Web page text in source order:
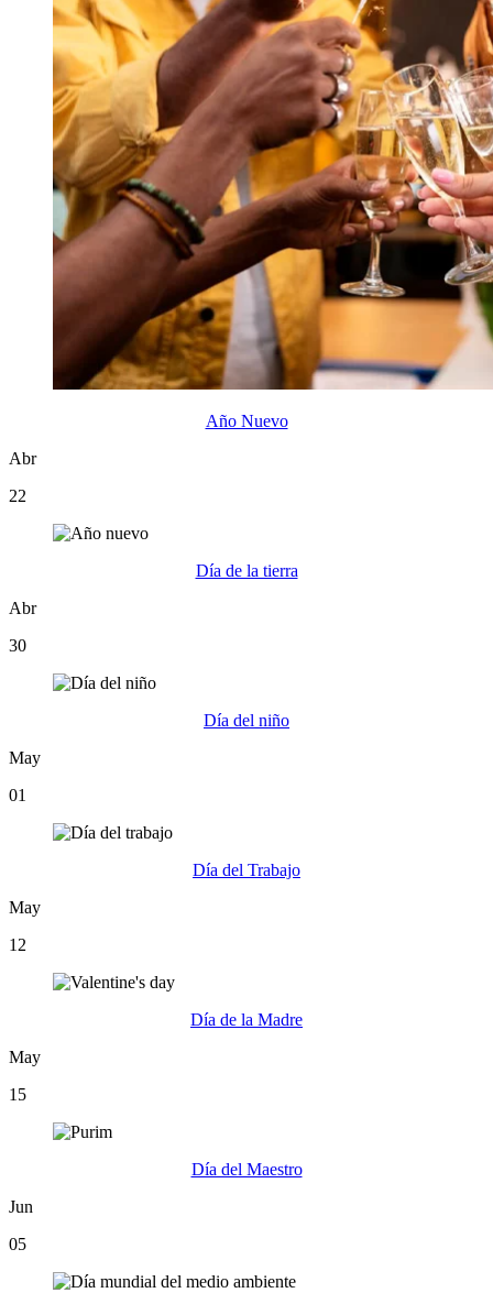
Año Nuevo
Abr
22
Día de la tierra
Abr
30
Día del niño
May
01
Día del Trabajo
May
12
Día de la Madre
May
15
Día del Maestro
Jun
05